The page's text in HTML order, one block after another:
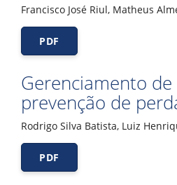
Francisco José Riul, Matheus
PDF
Gerenciamento
prevenção de
Rodrigo Silva Batista, Luiz
PDF